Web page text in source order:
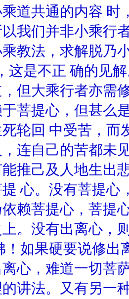
道共通的内容 时
我们并非小乘行
教法，求解脱乃
这是不正 确的见
但大乘行者亦需
菩提心，但甚么
轮回 中受苦，而
连自己的苦都未
推己及人地生出
心。没有菩提心
赖菩提心，菩提
。没有出离心，
！如果硬要说修出
心，难道一切菩
讲法。又有另一